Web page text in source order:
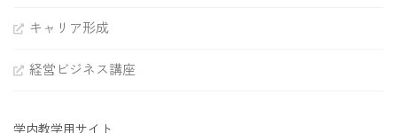
キャリア形成
経営ビジネス講座
学内教学用サイト